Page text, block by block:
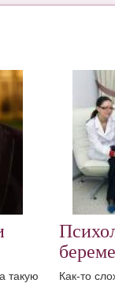
тaкую
Как-то